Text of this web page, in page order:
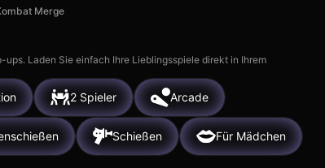
Merge
Laden Sie einfach Ihre Lieblingsspiele direkt in Ihrem
2 Spieler Arcade
Schießen Für Mädchen